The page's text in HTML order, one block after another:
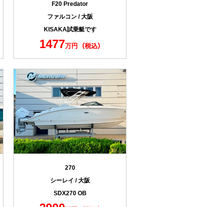
F20 Predator
ファルコン / 大阪
KISAKA試乗艇です
1477万円
270
シーレイ / 大阪
SDX270 OB